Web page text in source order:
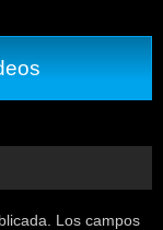
Los campos